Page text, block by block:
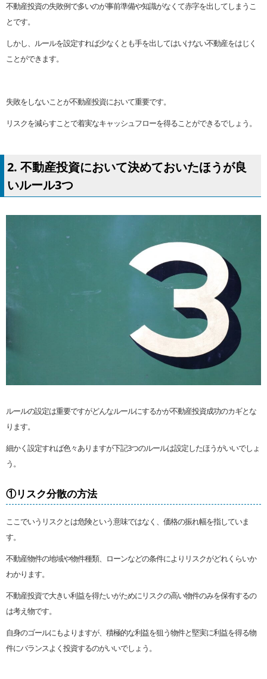
不動産投資の失敗例で多いのが事前準備や知識がなくて赤字を出してしまうこ
とです。
しかし、ルールを設定すれば少なくとも手を出してはいけない不動産をはじく
ことができます。
失敗をしないことが不動産投資において重要です。
リスクを減らすことで着実なキャッシュフローを得ることができるでしょう。
2. 不動産投資において決めておいたほうが良
いルール3つ
ルールの設定は重要ですがどんなルールにするかが不動産投資成功のカギとな
ります。
細かく設定すれば色々ありますが下記3つのルールは設定したほうがいいでしょ
う。
①リスク分散の方法
ここでいうリスクとは危険という意味ではなく、価格の振れ幅を指していま
す。
不動産物件の地域や物件種類、ローンなどの条件によりリスクがどれくらいか
わかります。
不動産投資で大きい利益を得たいがためにリスクの高い物件のみを保有するの
は考え物です。
自身のゴールにもよりますが、積極的な利益を狙う物件と堅実に利益を得る物
件にバランスよく投資するのがいいでしょう。